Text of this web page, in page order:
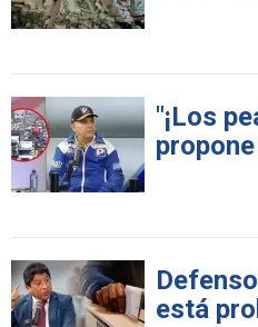
"¡Los
está